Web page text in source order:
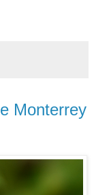
Monterrey